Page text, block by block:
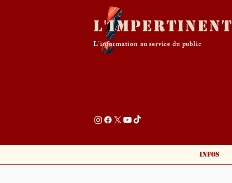
L'Impertinent
L'information au service du public
Infos